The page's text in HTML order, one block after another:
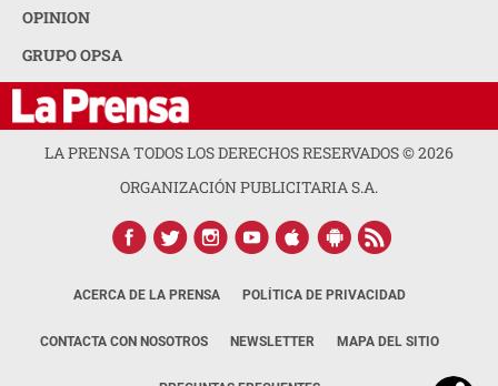
OPINION
GRUPO OPSA
LA PRENSA TODOS LOS DERECHOS RESERVADOS ©2026
ORGANIZACIÓN PUBLICITARIA S.A.
ACERCA DE LA PRENSA POLÍTICA DE PRIVACIDAD
CONTACTA CON NOSOTROS NEWSLETTER MAPA DEL SITIO